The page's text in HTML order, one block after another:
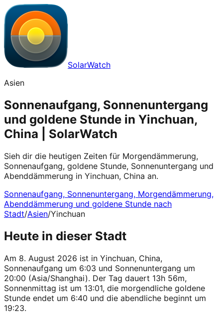
SolarWatch
Asien
Sonnenaufgang, Sonnenuntergang
und goldene Stunde in Yinchuan,
China | SolarWatch
Sieh dir die heutigen Zeiten für Morgendämmerung,
Sonnenaufgang, goldene Stunde, Sonnenuntergang und
Abenddämmerung in Yinchuan, China an.
Sonnenaufgang, Sonnenuntergang, Morgendämmerung,
Abenddämmerung und goldene Stunde nach
Stadt/Asien/Yinchuan
Heute in dieser Stadt
Am 8. August 2026 ist in Yinchuan, China,
Sonnenaufgang um 6:03 und Sonnenuntergang um
20:00 (Asia/Shanghai). Der Tag dauert 13h 56m,
Sonnenmittag ist um 13:01, die morgendliche goldene
Stunde endet um 6:40 und die abendliche beginnt um
19:23.